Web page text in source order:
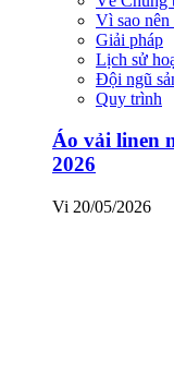
Vì sao nên
Giải pháp
Lịch sử
Đội ngũ
Quy trình
Áo vải linen
2026
Vi 20/05/2026